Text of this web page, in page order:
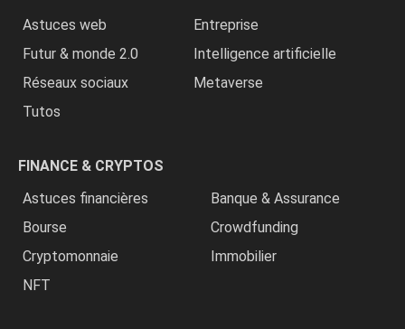
Astuces web
Entreprise
Futur & monde 2.0
Intelligence artificielle
Réseaux sociaux
Metaverse
Tutos
FINANCE & CRYPTOS
Astuces financières
Banque & Assurance
Bourse
Crowdfunding
Cryptomonnaie
Immobilier
NFT